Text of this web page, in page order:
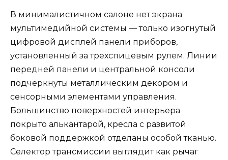
В минималистичном салоне нет экрана
мультимедийной системы — только изогнутый
цифровой дисплей панели приборов,
установленный за трехспицевым рулем. Линии
передней панели и центральной консоли
подчеркнуты металлическим декором и
сенсорными элементами управления.
Большинство поверхностей интерьера
покрыто алькантарой, кресла с развитой
боковой поддержкой отделаны особой тканью.
Селектор трансмиссии выглядит как рычаг